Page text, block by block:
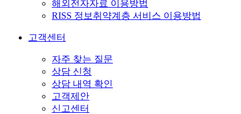
해외전자자료 이용방법
RISS 정보취약계층 서비스 이용방법
고객센터
자주 찾는 질문
상담 신청
상담 내역 확인
고객제안
신고센터